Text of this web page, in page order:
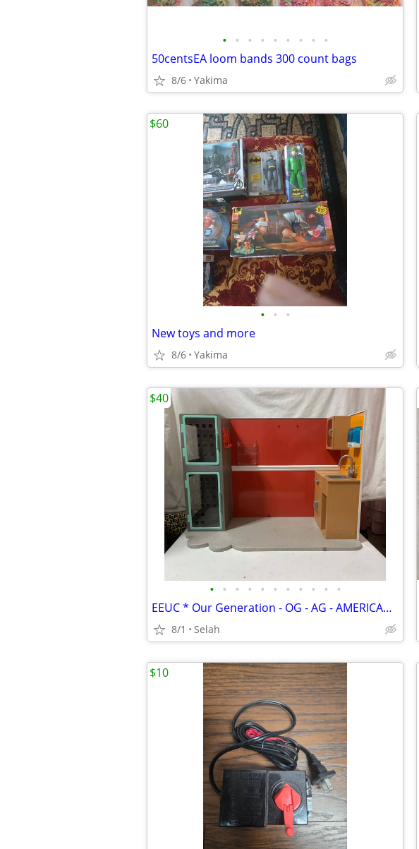
• • • • • • • • •
50centsEA loom bands 300 count bags
8/6 Yakima
• • •
New toys and more
8/6 Yakima
$60
• • • • • • • • • • •
EEUC * Our Generation - OG - AG - AMERICAN GIRL Healthy Paws Vet Clinic playset
8/1 Selah
$40
$10